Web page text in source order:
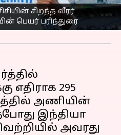
சிறந்த வீரர்
பெயர் பரிந்துரை
Dec 05, 2024 07:37 pm
எதிராக 295
அணியின்
இந்தியா
அவரது